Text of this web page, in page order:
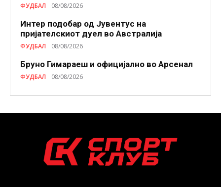
ФУДБАЛ 08/08/2026
Интер подобар од Јувентус на
пријателскиот дуел во Австралија
ФУДБАЛ 08/08/2026
Бруно Гимараеш и официјално во Арсенал
ФУДБАЛ 08/08/2026